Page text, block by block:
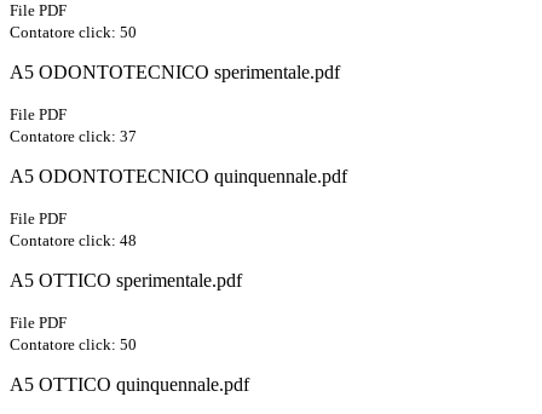
File PDF
Contatore click: 50
A5 ODONTOTECNICO sperimentale.pdf
File PDF
Contatore click: 37
A5 ODONTOTECNICO quinquennale.pdf
File PDF
Contatore click: 48
A5 OTTICO sperimentale.pdf
File PDF
Contatore click: 50
A5 OTTICO quinquennale.pdf